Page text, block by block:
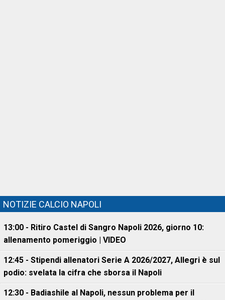
NOTIZIE CALCIO NAPOLI
13:00 - Ritiro Castel di Sangro Napoli 2026, giorno 10:
allenamento pomeriggio | VIDEO
12:45 - Stipendi allenatori Serie A 2026/2027, Allegri è sul
podio: svelata la cifra che sborsa il Napoli
12:30 - Badiashile al Napoli, nessun problema per il